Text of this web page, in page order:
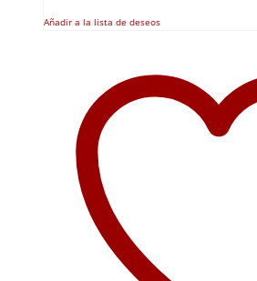
Añadir a la lista de deseos